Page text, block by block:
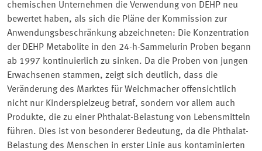
chemischen Unternehmen die Verwendung von DEHP neu
bewertet haben, als sich die Pläne der Kommission zur
Anwendungsbeschränkung abzeichneten: Die Konzentration
der DEHP Metabolite in den 24-h-Sammelurin Proben begann
ab 1997 kontinuierlich zu sinken. Da die Proben von jungen
Erwachsenen stammen, zeigt sich deutlich, dass die
Veränderung des Marktes für Weichmacher offensichtlich
nicht nur Kinderspielzeug betraf, sondern vor allem auch
Produkte, die zu einer Phthalat-Belastung von Lebensmitteln
führen. Dies ist von besonderer Bedeutung, da die Phthalat-
Belastung des Menschen in erster Linie aus kontaminierten